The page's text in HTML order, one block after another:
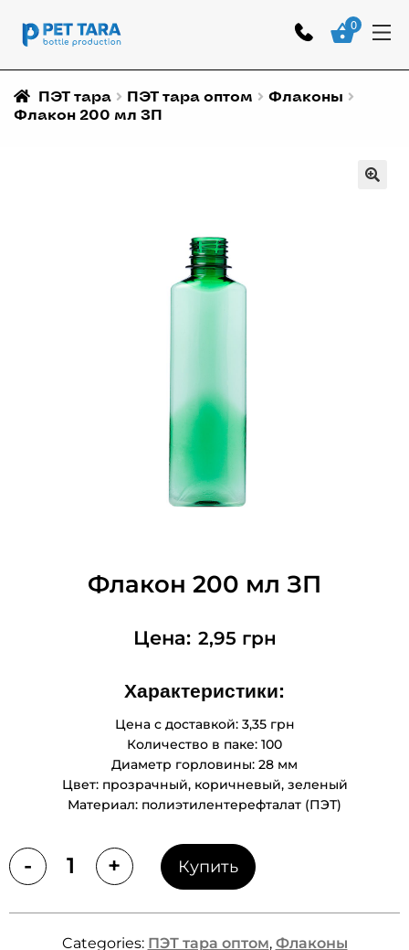
0
ПЭТ тара ПЭТ тара оптом
Флаконы
Флакон 200 мл ЗП
Флакон 200 мл ЗП
2,95 грн
Характеристики:
Цена с доставкой: 3,35грн
Количество в паке: 100
Диаметр горловины: 28 мм
Цвет: прозрачный, коричневый, зеленый
Материал: полиэтилентерефталат (ПЭТ)
Quantity
- + Купить
Categories: ПЭТ тара оптом, Флаконы